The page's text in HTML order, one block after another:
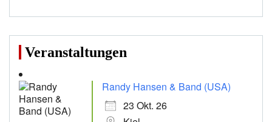
Veranstaltungen
Randy Hansen & Band (USA)
23 Okt. 26